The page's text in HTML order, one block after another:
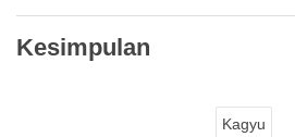
Kesimpulan
Kagyu